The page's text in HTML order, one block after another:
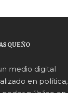
medio digital
en política,